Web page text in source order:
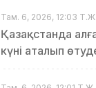
Там. 6, 2026, 12:03 Т.Ж.
Қазақстанда
күні аталып